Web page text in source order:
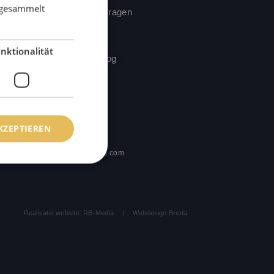
Häufig gestellte Fragen
Nachrichten & Blog
+32 3 293 7998
info@denrooyclinics.com
Realisatie website: RB-Media Webdesign Breda
und die